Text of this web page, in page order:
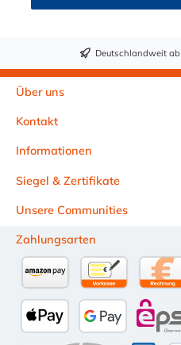
Deutschlandweit
Über uns
Kontakt
Informationen
Unsere Communities
Siegel & Zertifikate
Zahlungsarten
Apple Pay Google Pay eps
Amazon PayVorkasse per